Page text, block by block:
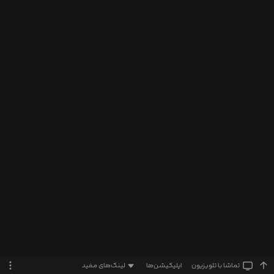
تماشا‌ با تلویزیون اپلیکیشن‌ها لینک‌های مفید